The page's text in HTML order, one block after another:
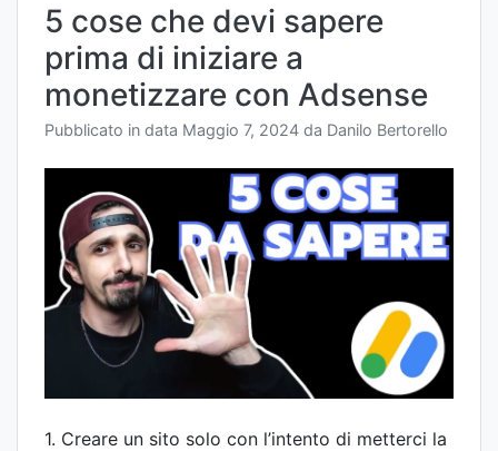
5 cose che devi sapere
prima di iniziare a
monetizzare con Adsense
Pubblicato in data Maggio 7, 2024 da Danilo Bertorello
1. Creare un sito solo con l’intento di metterci la